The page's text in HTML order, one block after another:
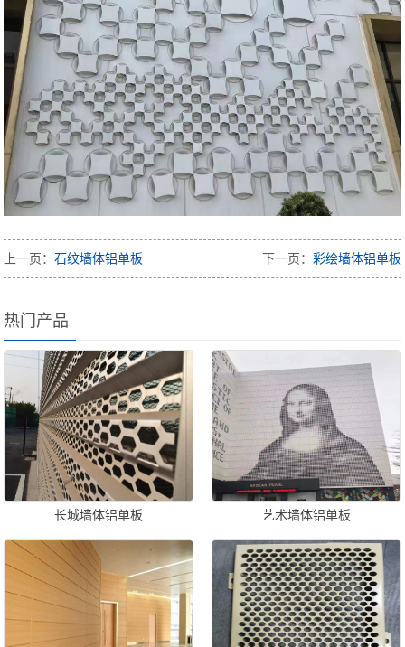
上一页：石纹墙体铝单板 下一页： 彩绘墙体铝单板
热门产品
长城墙体铝单板 艺术墙体铝单板